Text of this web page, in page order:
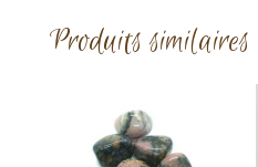
Produits similaires